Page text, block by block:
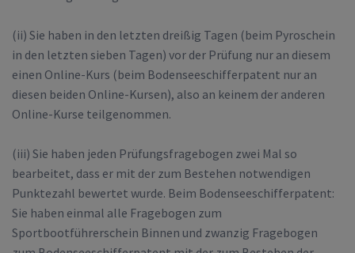
(ii) Sie haben in den letzten dreißig Tagen (beim Pyroschein
in den letzten sieben Tagen) vor der Prüfung nur an diesem
einen Online-Kurs (beim Bodenseeschifferpatent nur an
diesen beiden Online-Kursen), also an keinem der anderen
Online-Kurse teilgenommen.
(iii) Sie haben jeden Prüfungsfragebogen zwei Mal so
bearbeitet, dass er mit der zum Bestehen notwendigen
Punktezahl bewertet wurde. Beim Bodenseeschifferpatent:
Sie haben einmal alle Fragebogen zum
Sportbootführerschein Binnen und zwanzig Fragebogen